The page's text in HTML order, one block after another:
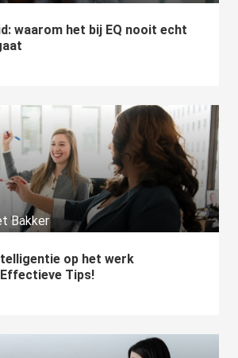
waarom het bij EQ nooit echt
Bakker
op het werk
Tips!